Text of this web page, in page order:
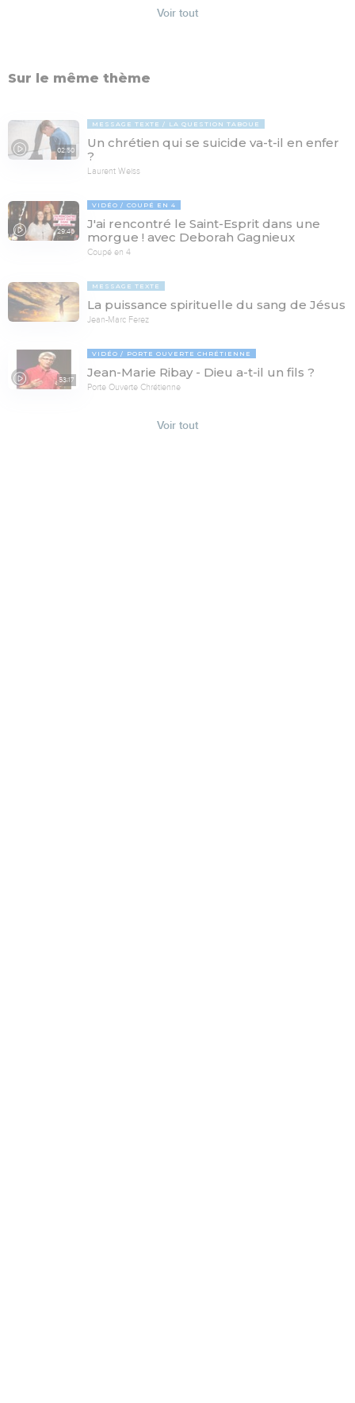
Voir tout
Sur le même thème
02:50
MESSAGE TEXTE LA QUESTION TABOUE
Un chrétien qui se suicide va-t-il en enfer
?
Laurent Weiss
29:46
VIDÉO COUPÉ EN 4
J'ai rencontré le Saint-Esprit dans une
morgue ! avec Deborah Gagnieux
Coupé en 4
MESSAGE TEXTE
La puissance spirituelle du sang de Jésus
Jean-Marc Ferez
53:17
VIDÉO PORTE OUVERTE CHRÉTIENNE
Jean-Marie Ribay - Dieu a-t-il un fils ?
Porte Ouverte Chrétienne
Voir tout